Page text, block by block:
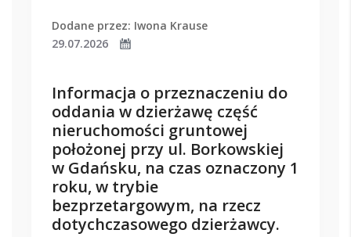
Dodane przez: Iwona Krause
29.07.2026
Informacja o przeznaczeniu do
oddania w dzierżawę część
nieruchomości gruntowej
położonej przy ul. Borkowskiej
w Gdańsku, na czas oznaczony 1
roku, w trybie
bezprzetargowym, na rzecz
dotychczasowego dzierżawcy.